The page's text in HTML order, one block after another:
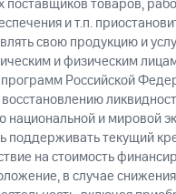
товаров,
и т.п.
свою продукцию и
и физическим
программ Российской
национальной и мировой
поддерживать текущий
на стоимость
в случае